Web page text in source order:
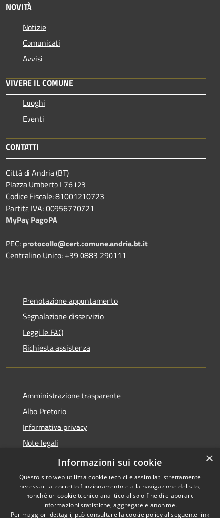
NOVITÀ
Notizie
Comunicati
Avvisi
VIVERE IL COMUNE
Luoghi
Eventi
CONTATTI
Città di Andria (BT)
Piazza Umberto I 76123
Codice Fiscale: 81001210723
Partita IVA: 00956770721
MyPay PagoPA
PEC: protocollo@cert.comune.andria.bt.it
Centralino Unico: +39 0883 290111
Prenotazione appuntamento
Segnalazione disservizio
Leggi le FAQ
Richiesta assistenza
Amministrazione trasparente
Albo Pretorio
Informativa privacy
Note legali
Dichiarazione di accessibilità
Copyright © 2026 • Città di
×
Informazioni sui cookie
Questo sito web utilizza cookie tecnici e assimilati strettamente
necessari al corretto funzionamento e alla navigazione del sito,
nonché un cookie tecnico analitico al solo fine di elaborare
informazioni statistiche, aggregate e anonime.
Per maggiori dettagli, può consultare la cookie policy al seguente link